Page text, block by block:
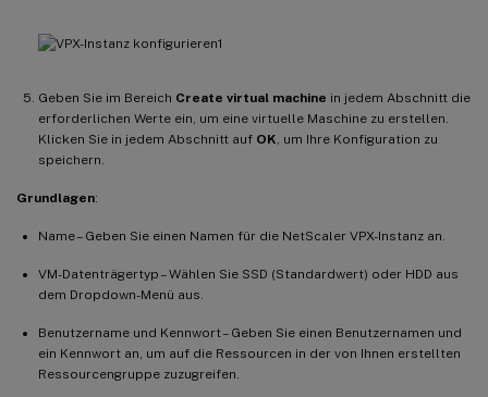
Geben Sie im Bereich Create virtual machine in jedem Abschnitt die
erforderlichen Werte ein, um eine virtuelle Maschine zu erstellen.
Klicken Sie in jedem Abschnitt auf OK , um Ihre Konfiguration zu
speichern.
Grundlagen:
Name – Geben Sie einen Namen für die NetScaler VPX-Instanz an.
VM-Datenträgertyp – Wählen Sie SSD (Standardwert) oder HDD aus
dem Dropdown-Menü aus.
Benutzername und Kennwort – Geben Sie einen Benutzernamen und
ein Kennwort an, um auf die Ressourcen in der von Ihnen erstellten
Ressourcengruppe zuzugreifen.